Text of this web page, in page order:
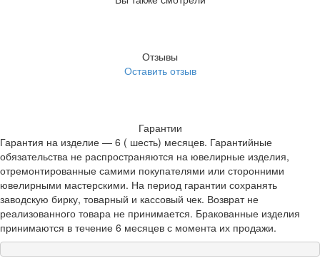
Отзывы
Оставить отзыв
Гарантии
Гарантия на изделие — 6 ( шесть) месяцев. Гарантийные
обязательства не распространяются на ювелирные изделия,
отремонтированные самими покупателями или сторонними
ювелирными мастерскими. На период гарантии сохранять
заводскую бирку, товарный и кассовый чек. Возврат не
реализованного товара не принимается. Бракованные изделия
принимаются в течение 6 месяцев с момента их продажи.